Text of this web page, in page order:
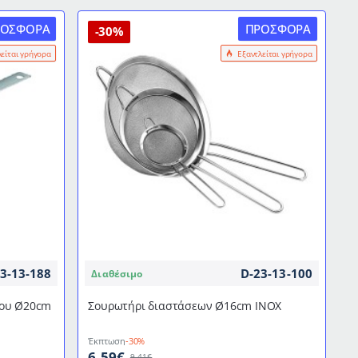
διαστάσεων
Ø28x12,5hcm
Ιταλίας
γρήγορα
13-188
Ø20cm
ΠΡΟΣΦΟΡΆ
Εξαντλείται γρήγορα
-30%
Διαθέσιμο D-23-13-100
Σουρωτήρι διαστάσεων Ø16cm ΙΝΟΧ
Έκπτωση-30%